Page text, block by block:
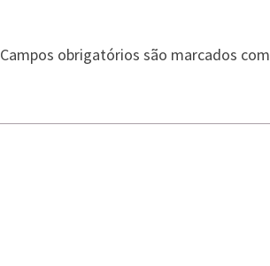
Campos obrigatórios são marcados com